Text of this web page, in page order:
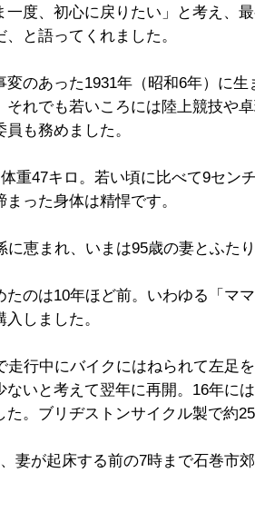
一度、初心に戻りたい」と考え、
と語ってくれました。
変のあった1931年（昭和6年）に
それでも若いころには陸上競技や
も務めました。
重47キロ。若い頃に比べて9セン
った身体は精悍です。
に恵まれ、いまは95歳の妻とふた
たのは10年ほど前。いわゆる「マ
しました。
走行中にバイクにはねられて左足
ないと考えて翌年に再開。16年に
。ブリヂストンサイクル製で約25
妻が起床する前の7時まで石巻市